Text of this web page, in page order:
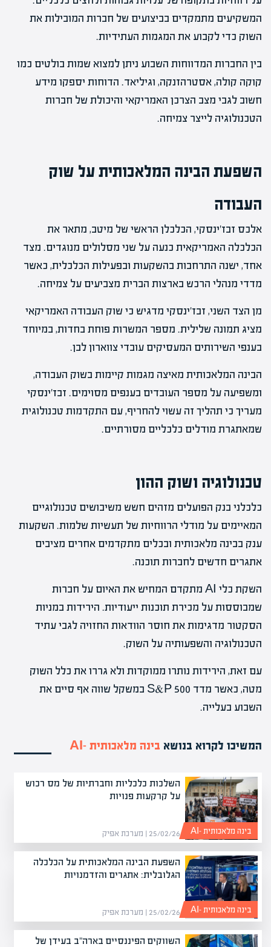
המשקיעים מתמקדים בביצועים של חברות המובילות את
השוק כדי לקבוע את המגמות העתידיות.
בין החברות המדווחות השבוע ניתן למצוא שמות בולטים כמו
קוקה קולה, אסטרהזנקה, וגיליאד. הדוחות יספקו מידע
חשוב לגבי מצב הצרכן האמריקאי והיכולת של חברות
הטכנולוגיה לייצר צמיחה.
השפעת הבינה המלאכותית על שוק
העבודה
אלכס זבז’ינסקי, הכלכלן הראשי של מיטב, מתאר את
הכלכלה האמריקאית כנעה על שני מסלולים מנוגדים. מצד
אחד, ישנה התרחבות בהשקעות ובפעילות הכלכלית, כאשר
מדדי מנהלי הרכש בארצות הברית מצביעים על צמיחה.
מן הצד השני, זבז’ינסקי מדגיש כי שוק העבודה האמריקאי
מציג תמונה שלילית. מספר המשרות פוחת בחדות, במיוחד
בענפי השירותים המעסיקים עובדי צווארון לבן.
הבינה המלאכותית מאיצה מגמות קיימות בשוק העבודה,
ומשפיעה על מספר העובדים בענפים מסוימים. זבז’ינסקי
מעריך כי תהליך זה עשוי להחריף, עם התקדמות טכנולוגית
שמאתגרת מודלים כלכליים מסורתיים.
טכנולוגיה ושוק ההון
כלכלני בנק הפועלים מזהים חשש משיבושים טכנולוגיים
המאיימים על מודלי הרווחיות של תעשיות שלמות. השקעות
ענק בבינה מלאכותית ובכלים מתקדמים אחרים מציבים
אתגרים חדשים לחברות תוכנה.
השקת כלי AI מתקדם המחיש את האיום על חברות
שמבוססות על מכירת תוכנות ייעודיות. הירידות במניות
הסקטור מדגימות את חוסר הוודאות החזויה לגבי עתיד
הטכנולוגיה והשפעותיה על השוק.
עם זאת, הירידות נותרו ממוקדות ולא גררו את כלל השוק
מטה, כאשר מדד S&P 500 במשקל שווה אף סיים את
השבוע בעלייה.
המשיכו לקרוא בנושא בינה מלאכותית -AI
השלכות כלכליות וחברתיות של מס רכוש
על קרקעות פנויות
25/02/26 | מערכת אפיק בינה מלאכותית -AI
השפעת הבינה המלאכותית על הכלכלה
הגלובלית: אתגרים והזדמנויות
25/02/26 | מערכת אפיק בינה מלאכותית -AI
השווקים הפיננסיים בארה"ב בעידן של